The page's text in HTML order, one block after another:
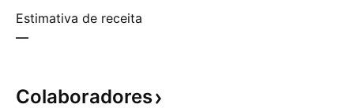
Estimativa de receita
—
Colaboradores